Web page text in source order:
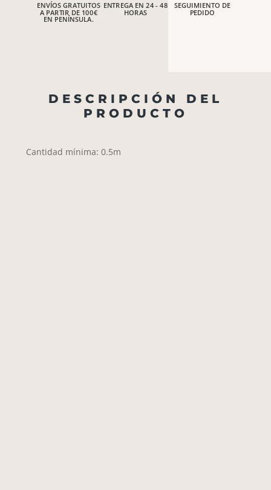
ENVÍOS GRATUITOS
A PARTIR DE 100€
EN PENÍNSULA.
ENTREGA EN 24 - 48
HORAS
SEGUIMIENTO DE
PEDIDO
DESCRIPCIÓN DEL
PRODUCTO
Cantidad mínima: 0.5m